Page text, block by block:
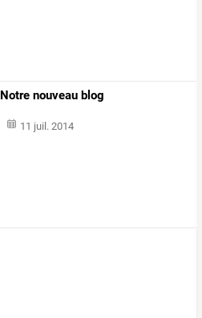
Notre nouveau blog
11 juil. 2014